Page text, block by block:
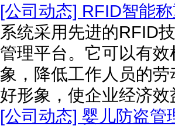
[公司动态] RFID智能
系统采用先进的RFID
管理平台。它可以有
象，降低工作人员的
好形象，使企业经济
[公司动态] 婴儿防盗管